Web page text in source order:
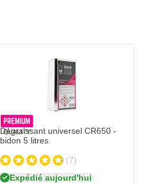
Dégraissant universel CR650 -
bidon 5 litres
(7)
Expédié aujourd'hui